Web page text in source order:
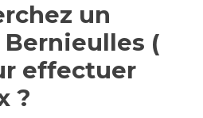
un
(
effectuer
?